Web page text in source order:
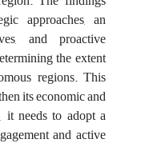
approaches, an
and proactive
the extent
regions. This
its economic and
needs to adopt a
and active